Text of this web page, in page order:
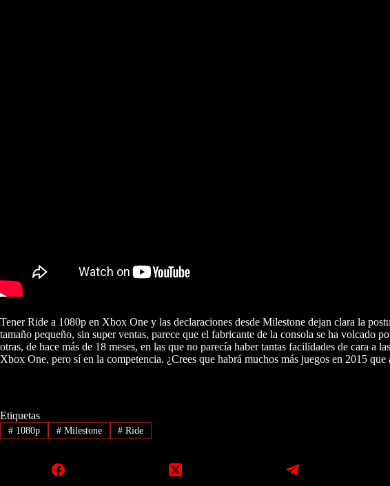
Tener Ride a 1080p en Xbox One y las declaraciones desde Milestone dejan clara la
tamaño pequeño, sin super ventas, parece que el fabricante de la consola se ha volcado
otras, de hace más de 18 meses, en las que no parecía haber tantas facilidades de cara a
Xbox One, pero sí en la competencia. ¿Crees que habrá muchos más juegos en 2015
Etiquetas
#1080p #Milestone # Ride